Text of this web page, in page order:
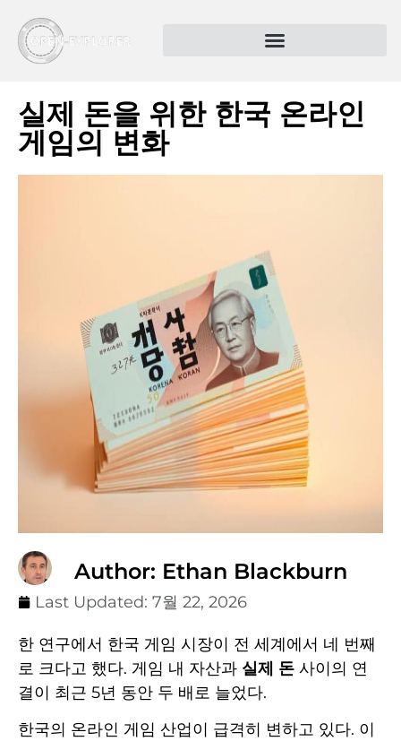
실제 돈을 위한 한국 온라인
게임의 변화
Author: Ethan Blackburn
Last Updated: 7월 22, 2026
한 연구에서 한국 게임 시장이 전 세계에서 네 번째
로 크다고 했다. 게임 내 자산과 실제 돈 사이의 연
결이 최근 5년 동안 두 배로 늘었다.
한국의 온라인 게임 산업이 급격히 변하고 있다. 이